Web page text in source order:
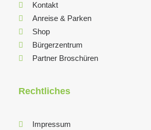
Kontakt
Anreise & Parken
Shop
Bürgerzentrum
Partner Broschüren
Rechtliches
Impressum